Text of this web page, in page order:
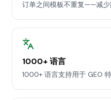
订单之间模板不重复——减少
1000+ 语言
1000+ 语言支持用于 GEO 特